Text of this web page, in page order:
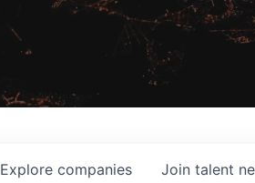
Explore companies Join talent